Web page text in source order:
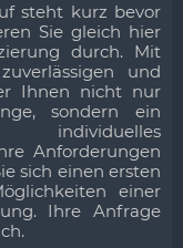
steht kurz bevor
Sie gleich hier
durch. Mit
und
Ihnen nicht nur
sondern ein
Anforderungen
sich einen ersten
einer
Ihre Anfrage